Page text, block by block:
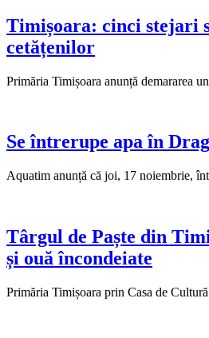
Timișoara: cinci stejari
cetățenilor
Primăria Timișoara anunță demararea
Se întrerupe apa în
Aquatim anunță că joi, 17 noiembrie,
Târgul de Paște din
și ouă încondeiate
Primăria Timișoara prin Casa de